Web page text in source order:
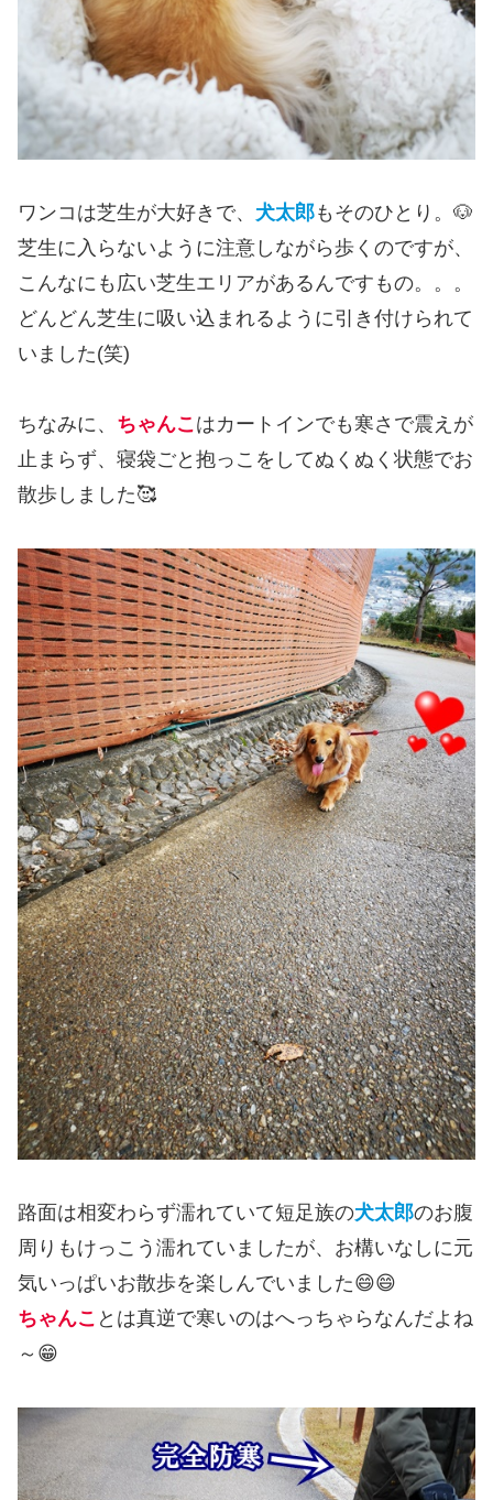
ワンコは芝生が大好きで、 犬太郎もそのひとり。🐶
芝生に入らないように注意しながら歩くのですが、
こんなにも広い芝生エリアがあるんですもの。。。
どんどん芝生に吸い込まれるように引き付けられて
いました(笑)
ちなみに、 ちゃんこはカートインでも寒さで震えが
止まらず、寝袋ごと抱っこをしてぬくぬく状態でお
散歩しました🥰
路面は相変わらず濡れていて短足族の犬太郎のお腹
周りもけっこう濡れていましたが、お構いなしに元
気いっぱいお散歩を楽しんでいました😄😄
ちゃんこ とは真逆で寒いのはへっちゃらなんだよね
～😁